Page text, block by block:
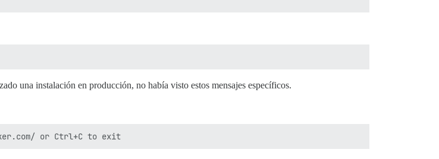
una instalación en producción, no había visto estos mensajes específicos.